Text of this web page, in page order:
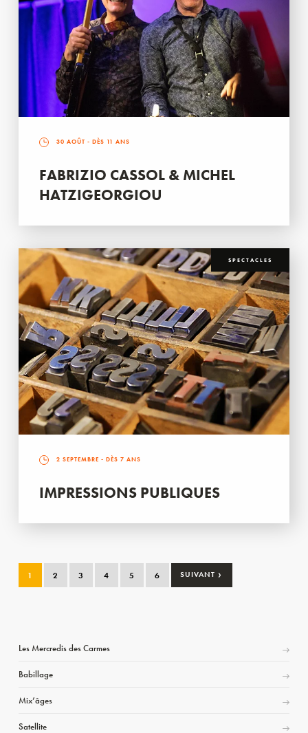
30 AOÛT - DÈS 11 ANS
FABRIZIO CASSOL & MICHEL
HATZIGEORGIOU
SPECTACLES
2 SEPTEMBRE - DÈS 7 ANS
IMPRESSIONS PUBLIQUES
1 2 3 4 5 6 SUIVANT ›
Les Mercredis des Carmes
Babillage
Mix’âges
Satellite